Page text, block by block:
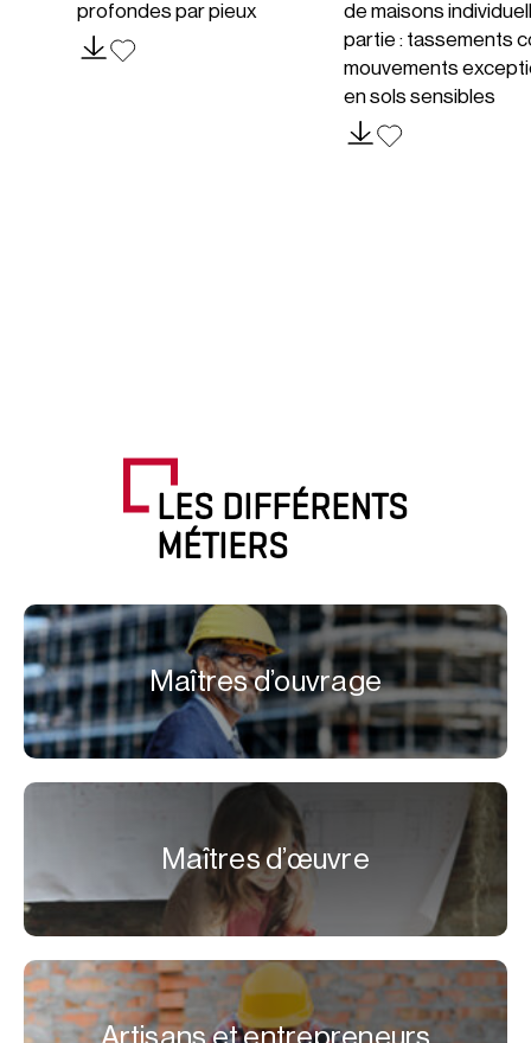
profondes par pieux
de maisons
partie : tassements
mouvements
en sols sensibles
LES DIFFÉRENTS
MÉTIERS
Maîtres d’ouvrage
Maîtres d’œuvre
Artisans et entrepreneurs